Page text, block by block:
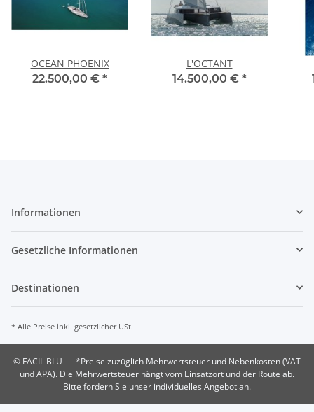
OCEAN PHOENIX
22.500,00 € *
L'OCTANT
14.500,00 € *
Informationen
Gesetzliche Informationen
Destinationen
* Alle Preise inkl. gesetzlicher USt.
© FACIL BLU
*Preise zuzüglich Mehrwertsteuer und Nebenkosten (VAT
und APA). Die Mehrwertsteuer hängt vom Einsatzort und der Route ab.
Bitte fordern Sie unser individuelles Angebot an.